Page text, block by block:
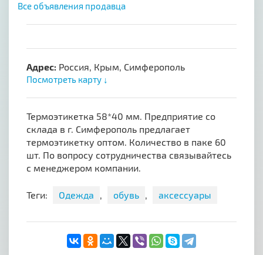
Все объявления продавца
Адрес: Россия, Крым, Симферополь
Посмотреть карту ↓
Термоэтикетка 58*40 мм. Предприятие со
склада в г. Симферополь предлагает
термоэтикетку оптом. Количество в паке 60
шт. По вопросу сотрудничества связывайтесь
с менеджером компании.
Теги: Одежда , обувь , аксессуары